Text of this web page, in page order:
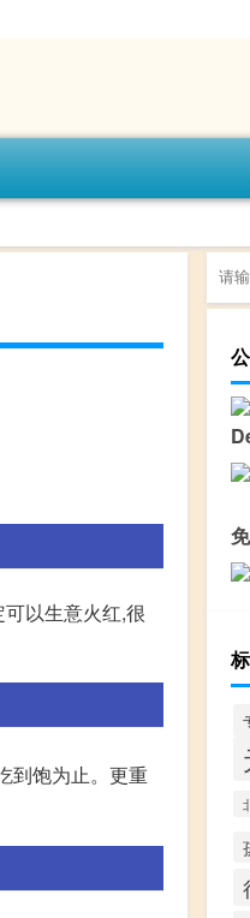
以生意火红,很
到饱为止。更重